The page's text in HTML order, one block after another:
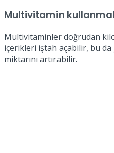
Multivitamin kullanmak
Multivitaminler doğrudan kilo
içerikleri iştah açabilir, bu
miktarını artırabilir.